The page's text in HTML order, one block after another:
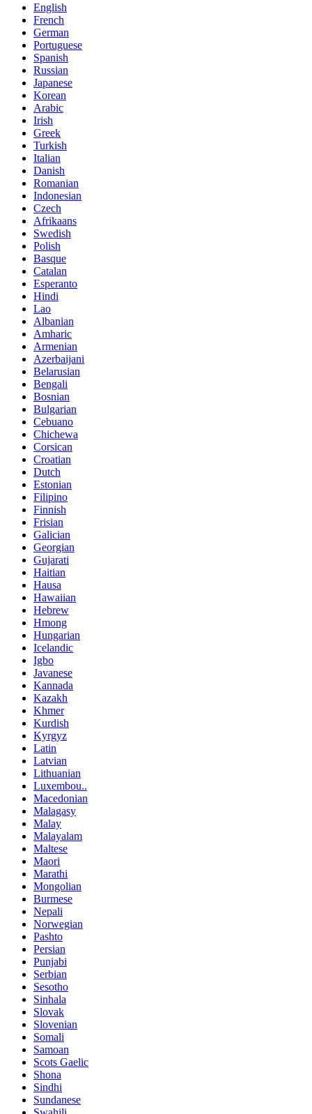
English
French
German
Portuguese
Spanish
Russian
Japanese
Korean
Arabic
Irish
Greek
Turkish
Italian
Danish
Romanian
Indonesian
Czech
Afrikaans
Swedish
Polish
Basque
Catalan
Esperanto
Hindi
Lao
Albanian
Amharic
Armenian
Azerbaijani
Belarusian
Bengali
Bosnian
Bulgarian
Cebuano
Chichewa
Corsican
Croatian
Dutch
Estonian
Filipino
Finnish
Frisian
Galician
Georgian
Gujarati
Haitian
Hausa
Hawaiian
Hebrew
Hmong
Hungarian
Icelandic
Igbo
Javanese
Kannada
Kazakh
Khmer
Kurdish
Kyrgyz
Latin
Latvian
Lithuanian
Luxembou..
Macedonian
Malagasy
Malay
Malayalam
Maltese
Maori
Marathi
Mongolian
Burmese
Nepali
Norwegian
Pashto
Persian
Punjabi
Serbian
Sesotho
Sinhala
Slovak
Slovenian
Somali
Samoan
Scots Gaelic
Shona
Sindhi
Sundanese